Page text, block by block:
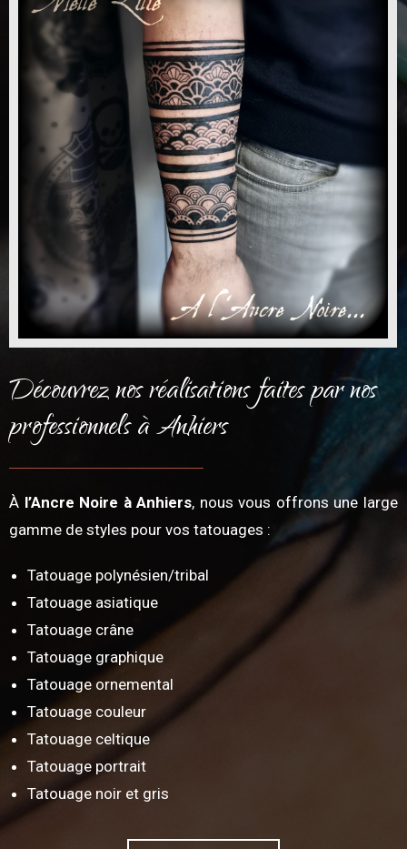
Découvrez nos réalisations faites par nos
professionnels à Anhiers
À l’Ancre Noire à Anhiers, nous vous offrons une large
gamme de styles pour vos tatouages :
Tatouage polynésien/tribal
Tatouage asiatique
Tatouage crâne
Tatouage graphique
Tatouage ornemental
Tatouage couleur
Tatouage celtique
Tatouage portrait
Tatouage noir et gris